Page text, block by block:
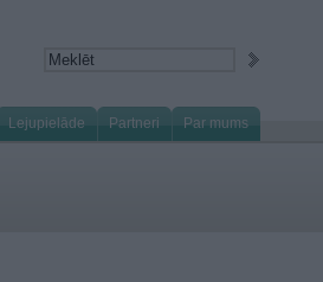
Lejupielāde Partneri Par mums